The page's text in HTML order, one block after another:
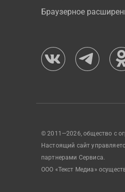
Браузерное
© 2011—2026, общество с
Настоящий сайт
партнерами Сервиса.
ООО «Текст Медиа»